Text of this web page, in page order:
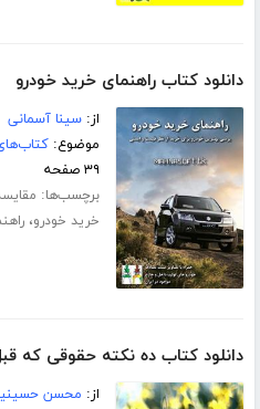
دانلود کتاب راهنمای خرید خودرو
از:سینا آسمانی
موضوع:
۳۹ صفحه
برچسب‌ها:
خرید خودرو،
دانلود کتاب ده نکته حقوقی که
از: محسن